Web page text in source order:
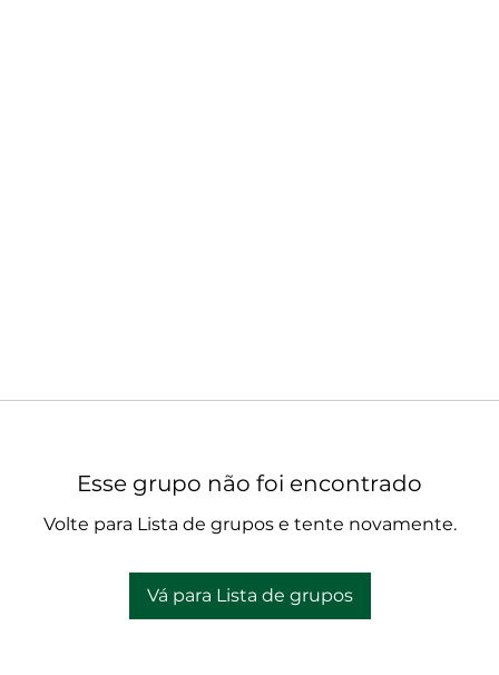
Esse grupo não foi encontrado
Volte para Lista de grupos e tente novamente.
Vá para Lista de grupos